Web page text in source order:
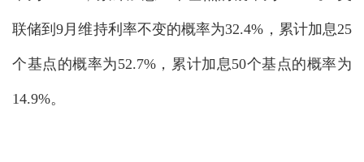
联储到9月维持利率不变的概率为32.4%，累计加息25
个基点的概率为52.7%，累计加息50个基点的概率为
14.9%。